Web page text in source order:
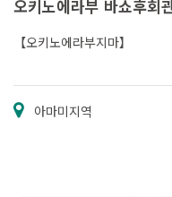
오키노에라부 바쇼후회
【오키노에라부지마】
아마미지역